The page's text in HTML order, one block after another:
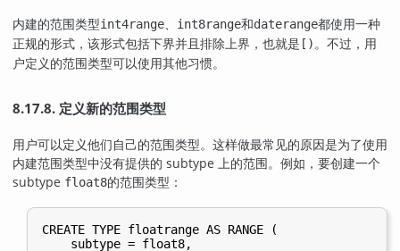
内建的范围类型int4range int8range和daterange都使用一种
正规的形式，该形式包括下界并且排除上界，也就是 [) 。不过，用
户定义的范围类型可以使用其他习惯。
8.17.8. 定义新的范围类型
用户可以定义他们自己的范围类型。这样做最常见的原因是为了使用
内建范围类型中没有提供的 subtype 上的范围。例如，要创建一个
subtype float8的范围类型：
CREATE TYPE floatrange AS RANGE (
    subtype = float8,